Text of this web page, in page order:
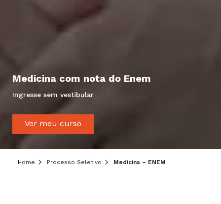
Medicina com nota do Enem
Ingresse sem vestibular
Ver meu curso
Home Processo Seletivo Medicina – ENEM